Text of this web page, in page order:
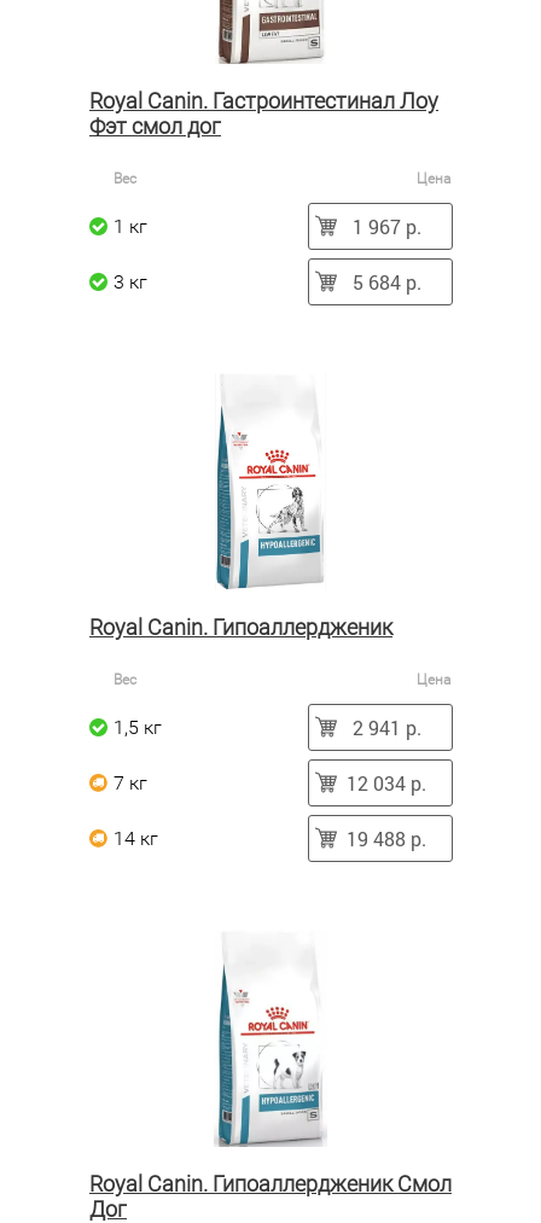
Royal Canin. Гастроинтестинал Лоу
Фэт смол дог
Вес Цена
1 кг 1 967 р.
3 кг 5 684 р.
Royal Canin. Гипоаллердженик
Вес Цена
1,5 кг 2 941 р.
7 кг 12 034 р.
14 кг 19 488 р.
Royal Canin. Гипоаллердженик Смол
Дог